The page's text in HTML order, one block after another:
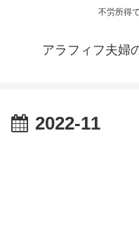
不労所得
アラフィフ夫婦
2022-11